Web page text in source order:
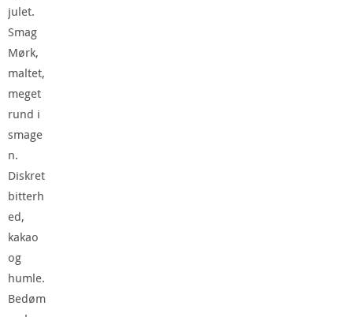
julet.
Smag
Mørk,
maltet,
meget
rund i
smage
n.
Diskret
bitterh
ed,
kakao
og
humle.
Bedøm